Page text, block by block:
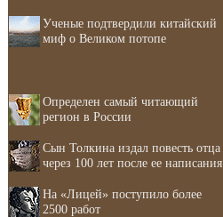
Ученые подтвердили китайский
миф о Великом потопе
Определен самый читающий
регион в России
Сын Толкина издал повесть отца
через 100 лет после ее написания
На «Лицей» поступило более
2500 работ